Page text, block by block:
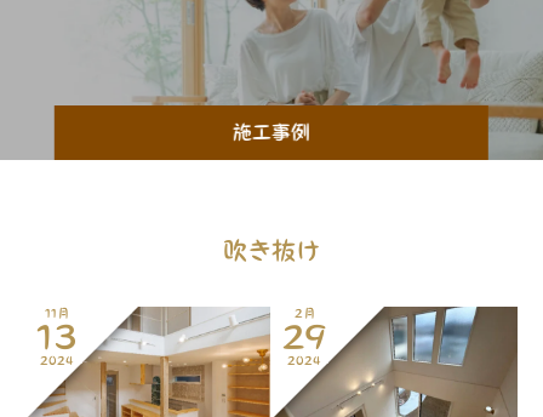
施工事例
吹き抜け
11月
13
2024
2月
29
2024